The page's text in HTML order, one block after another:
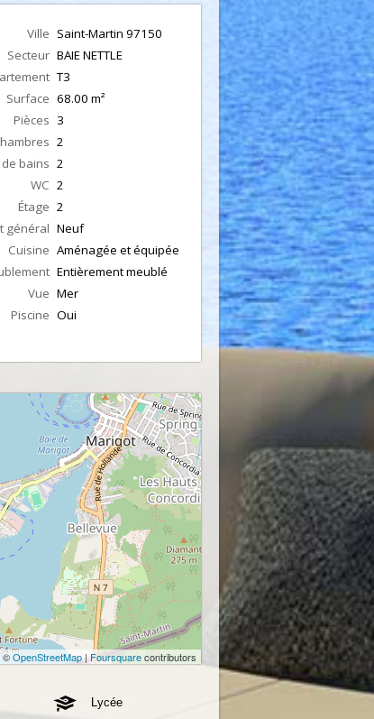
Ville Saint-Martin 97150
Secteur BAIE NETTLE
T3
Surface 68.00 m²
Pièces 3
2
de bains 2
WC 2
Étage 2
général Neuf
Cuisine Aménagée et équipée
Entièrement meublé
Vue Mer
Piscine Oui
©OpenStreetMap |Foursquarecontributors
Lycée